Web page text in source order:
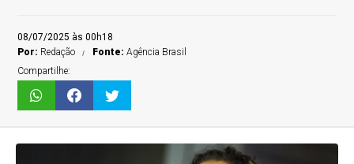
08/07/2025 às 00h18
Por: Redação Fonte:Agência Brasil
Compartilhe: